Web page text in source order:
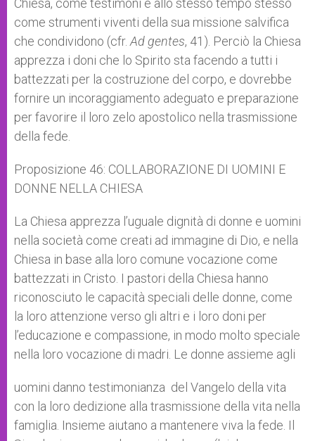
Chiesa, come testimoni e allo stesso tempo stesso
come strumenti viventi della sua missione salvifica
che condividono (cfr. Ad gentes, 41). Perciò la Chiesa
apprezza i doni che lo Spirito sta facendo a tutti i
battezzati per la costruzione del corpo, e dovrebbe
fornire un incoraggiamento adeguato e preparazione
per favorire il loro zelo apostolico nella trasmissione
della fede.
Proposizione 46: COLLABORAZIONE DI UOMINI E
DONNE NELLA CHIESA
La Chiesa apprezza l’uguale dignità di donne e uomini
nella società come creati ad immagine di Dio, e nella
Chiesa in base alla loro comune vocazione come
battezzati in Cristo. I pastori della Chiesa hanno
riconosciuto le capacità speciali delle donne, come
la loro attenzione verso gli altri e i loro doni per
l’educazione e compassione, in modo molto speciale
nella loro vocazione di madri. Le donne assieme agli
uomini danno testimonianza del Vangelo della vita
con la loro dedizione alla trasmissione della vita nella
famiglia. Insieme aiutano a mantenere viva la fede. Il